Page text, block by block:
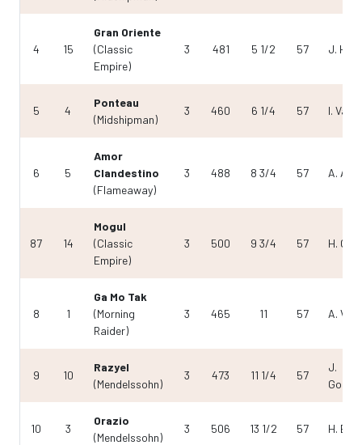
4 15
Gran Oriente
(Classic
Empire)
3 481 5 1/2 57 J.
5 4
Ponteau
(Midshipman)
3 460 6 1/4 57 I.
6 5
Amor
Clandestino
(Flameaway)
3 488 8 3/4 57 A.
87 14
Mogul
(Classic
Empire)
3 500 9 3/4 57 H.
8 1
Ga Mo Tak
(Morning
Raider)
3 465 11 57 A.
9 10
Razyel
(Mendelssohn)
3 473 11 1/4 57
J.
10 3
Orazio
(Mendelssohn)
3 506 13 1/2 57 H.